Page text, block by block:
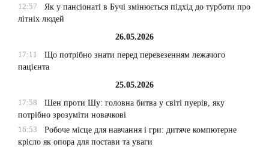
12:57
Як у пансіонаті в Бучі змінюється підхід до турботи про
літніх людей
26.05.2026
17:11
Що потрібно знати перед перевезенням лежачого
пацієнта
25.05.2026
17:58
Шен проти Шу: головна битва у світі пуерів, яку
потрібно зрозуміти новачкові
16:53
Робоче місце для навчання і гри: дитяче компютерне
крісло як опора для постави та уваги